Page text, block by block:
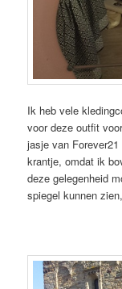
Ik heb vele
voor deze outfit
jasje van
krantje, omdat ik
deze gelegenheid
spiegel kunnen